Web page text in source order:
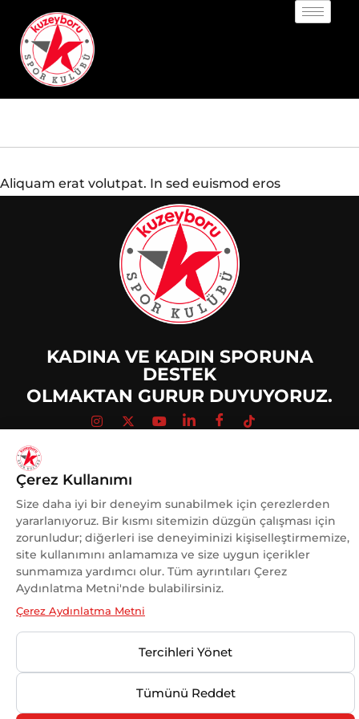
Aliquam erat volutpat. In sed euismod eros
KADINA VE KADIN SPORUNA
DESTEK
OLMAKTAN GURUR DUYUYORUZ.
© 2025 Kuzeyboru Tüm Hakları Saklıdır |
MaviPiksel
Çerez Kullanımı
Size daha iyi bir deneyim sunabilmek için çerezlerden
yararlanıyoruz. Bir kısmı sitemizin düzgün çalışması için
zorunludur; diğerleri ise deneyiminizi kişiselleştirmemize,
site kullanımını anlamamıza ve size uygun içerikler
sunmamıza yardımcı olur. Tüm ayrıntıları Çerez
Aydınlatma Metni'nde bulabilirsiniz.
Çerez Aydınlatma Metni
Tercihleri Yönet
Tümünü Reddet